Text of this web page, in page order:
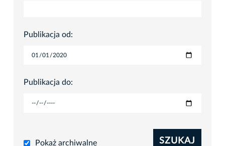
Publikacja od:
Publikacja do:
Pokaż archiwalne SZUKAJ